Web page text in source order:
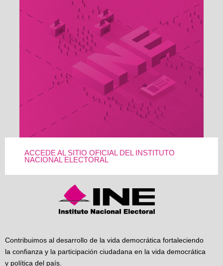
ACCEDE AL SITIO OFICIAL DEL INSTITUTO
NACIONAL ELECTORAL
Contribuimos al desarrollo de la vida democrática fortaleciendo
la confianza y la participación ciudadana en la vida democrática
y política del país.